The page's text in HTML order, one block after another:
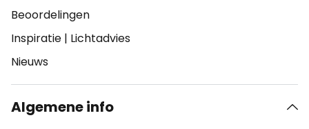
Beoordelingen
Inspiratie | Lichtadvies
Nieuws
Algemene info